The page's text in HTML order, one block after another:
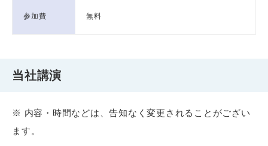
参加費 無料
当社講演
※ 内容・時間などは、告知なく変更されることがござい
ます。